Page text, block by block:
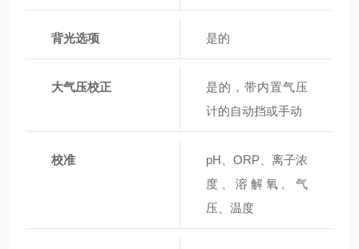
背光选项 是的
大气压校正
是的，带内置气压
计的自动挡或手动
校准
pH、ORP、离子浓
度、溶解氧、气
压、温度